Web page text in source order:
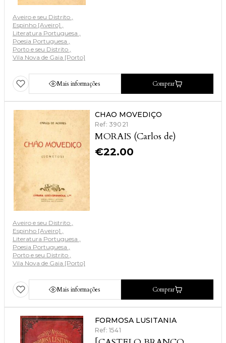
Aveiro e seu Distrito
Espinho [Aveiro]
Literatura Portuguesa
Poesia Portuguesa
Porto e seu Distrito
Vila Nova de Gaia [Porto]
Mais informações Comprar
CHAO MOVEDIÇO
Ref: 39021
MORAIS (Carlos de)
€22.00
Aveiro e seu Distrito
Espinho [Aveiro]
Literatura Portuguesa
Poesia Portuguesa
Porto e seu Distrito
Vila Nova de Gaia [Porto]
Mais informações Comprar
FORMOSA LUSITANIA
Ref: 1541